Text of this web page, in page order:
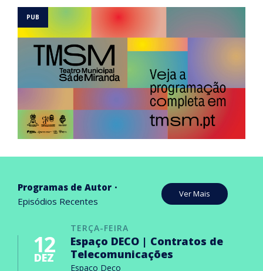
Programas de Autor
Episódios Recentes
Ver Mais
TERÇA-FEIRA
12
DEZ
Espaço DECO | Contratos de
Telecomunicações
Espaço Deco